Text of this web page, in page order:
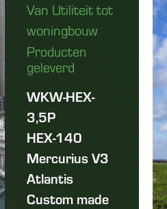
Van Utiliteit tot
woningbouw
Producten
geleverd
WKW-HEX-
3,5P
HEX-140
Mercurius V3
Atlantis
Custom made